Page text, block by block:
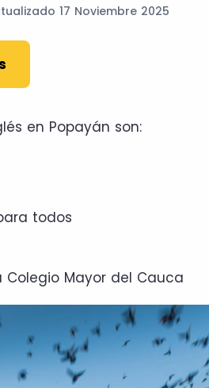
17 Noviembre 2025
en Popayán son:
todos
Colegio Mayor del Cauca